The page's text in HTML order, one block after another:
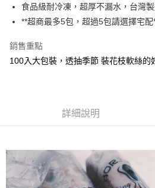
【注意事項】
1.本服務係由「台灣大哥大股份有限公司」
買賣價金債權讓與本公司後，依約使用本公
2.基於同意付款使用「大哥付你分期」之契
３．收到繳費通知簡訊後14天內，點擊此簡
ATM／網路銀行／等多元方式進行付款，方
購買商品的店家。未經商家同意取消之訂單
※ 交易是否成功請以「AFTEE先享後付 」之
１．透過由恩沛科技股份有限公司提供之「
２．關於個人資料處理事宜，請瀏覽以下網
https://aftee.tw/terms/#terms3
３．未成年的使用者請事先徵得法定代理人
「AFTEE先享後付」，若未經同意申辦者引
付款後全家取貨
每筆NT$60，滿NT$1,200(含以上)免運
7-11取貨付款
每筆NT$60，滿NT$1,200(含以上)免運
離島一般宅配
每筆NT$200，滿NT$2,000(含以上)免運
食品級耐冷凍，超厚不漏水，台灣
**超商最多5包，超過5包請選擇宅配
銷售重點
100入大包裝，透抽季節 裝花枝軟絲的
詳細說明